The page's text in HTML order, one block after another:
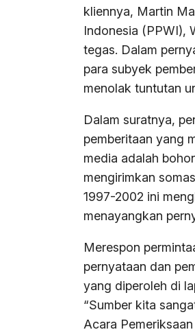
kliennya, Martin
Indonesia (PPWI),
tegas. Dalam
para subyek
menolak tuntutan
Dalam suratnya,
pemberitaan yang
media adalah
mengirimkan
1997-2002 ini
menayangkan
Merespon
pernyataan dan
yang diperoleh di
“Sumber kita
Acara